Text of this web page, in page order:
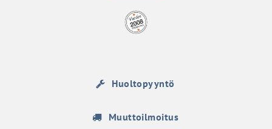
Huoltopyyntö
Muuttoilmoitus